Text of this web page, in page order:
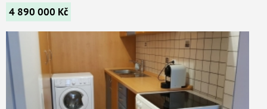
4 890 000 Kč